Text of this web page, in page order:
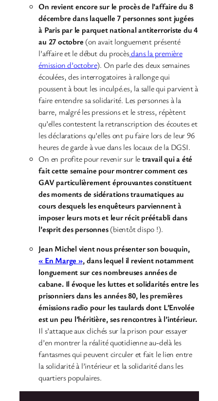
On revient encore sur le procès de l’affaire du 8
décembre dans laquelle 7 personnes sont jugées
à Paris par le parquet national antiterroriste du 4
au 27 octobre (on avait longuement présenté
l’affaire et le début du procèsdans la première
émission d’octobre). On parle des deux semaines
écoulées, des interrogatoires à rallonge qui
poussent à bout les inculpé.es, la salle qui parvient à
faire entendre sa solidarité. Les personnes à la
barre, malgré les pressions et le stress, répètent
qu’elles contestent la retranscription des écoutes et
les déclarations qu’elles ont pu faire lors de leur 96
heures de garde à vue dans les locaux de la DGSI.
On en profite pour revenir sur letravail qui a été
fait cette semaine pour montrer comment ces
GAV particulièrement éprouvantes constituent
des moments de sidérations traumatiques au
cours desquels les enquêteurs parviennent à
imposer leurs mots et leur récit préétabli dans
l’esprit des personnes(bientôt dispo !).
Jean Michel vient nous présenter son bouquin,
« En Marge », dans lequel il revient notamment
longuement sur ces nombreuses années de
cabane. Il évoque les luttes et solidarités entre les
prisonniers dans les années 80, les premières
émissions radio pour les taulards dont L’Envolée
est un peu l’héritière, ses rencontres à l’intérieur.
Il s’attaque aux clichés sur la prison pour essayer
d’en montrer la réalité quotidienne au-delà les
fantasmes qui peuvent circuler et fait le lien entre
la solidarité à l’intérieur et la solidarité dans les
quartiers populaires.